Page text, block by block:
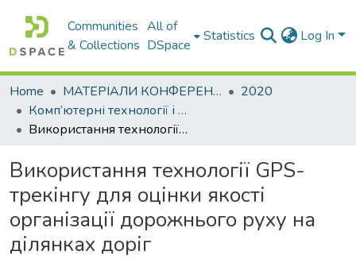
Communities
& Collections
All of
DSpace
Statistics Log In
Home МАТЕРІАЛИ КОНФЕРЕНЦІЙ
2020
Комп’ютерні технології і мехатроніка
Використання технології GPS-трекінгу для оцінки якості організації дорожнього руху на ділянках доріг
Використання технології GPS-
трекінгу для оцінки якості
організації дорожнього руху на
ділянках доріг